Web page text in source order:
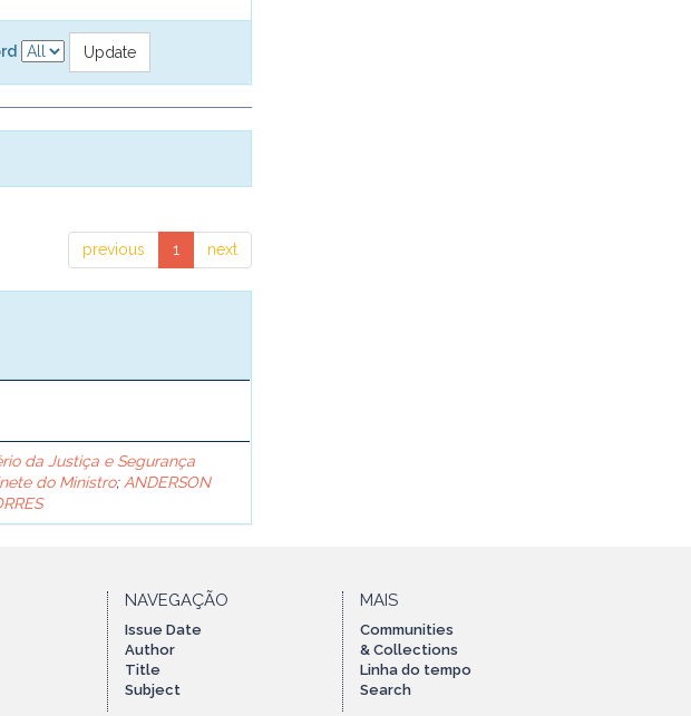
previous 1 next
da Justiça e Segurança
do Ministro; ANDERSON
NAVEGAÇÃO
Issue Date
Author
Title
Subject
MAIS
Communities
& Collections
Linha do tempo
Search